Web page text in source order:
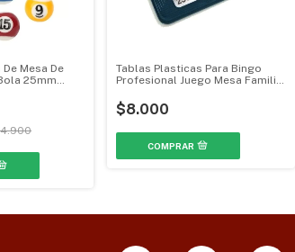
Mesa De
25mm
Tablas Plasticas Para Bingo
Profesional Juego Mesa Familia
$8.000